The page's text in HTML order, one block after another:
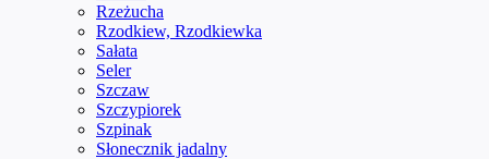
Rzeżucha
Rzodkiew, Rzodkiewka
Sałata
Seler
Szczaw
Szczypiorek
Szpinak
Słonecznik jadalny